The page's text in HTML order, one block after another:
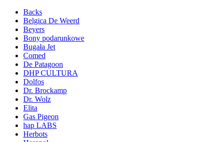
Backs
Belgica De Weerd
Beyers
Bony podarunkowe
Bugała Jet
Comed
De Patagoon
DHP CULTURA
Dolfos
Dr. Brockamp
Dr. Wolz
Elita
Gas Pigeon
hap LABS
Herbots